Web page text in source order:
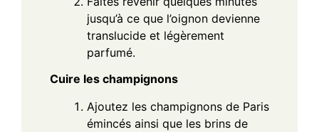
jusqu’à ce que l’oignon devienne
translucide et légèrement
parfumé.
Cuire les champignons
Ajoutez les champignons de Paris
émincés ainsi que les brins de